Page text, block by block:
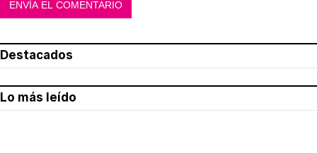
Destacados
Lo más leído